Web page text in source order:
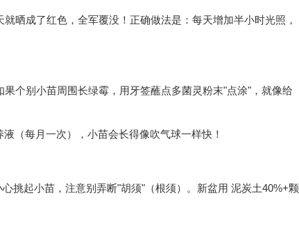
晒成了红色，全军覆没！正确做法是：每天增加半小时光照，
个别小苗周围长绿霉，用牙签蘸点多菌灵粉末"点涂"，就像给
（每月一次），小苗会长得像吹气球一样快！
挑起小苗，注意别弄断"胡须"（根须）。新盆用 泥炭土40%+颗